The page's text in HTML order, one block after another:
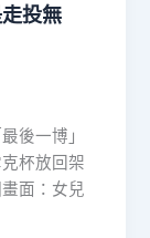
投無
後一博」
杯放回架
面：女兒